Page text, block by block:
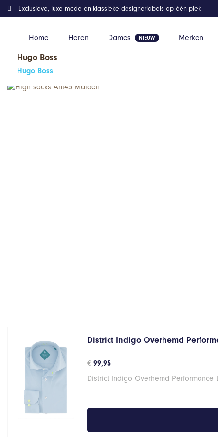
Home Heren Dames Merken
Exclusieve, luxe mode en klassieke designerlabels op één plek
Hugo Boss
Hugo Boss
Home Kleding
District Indigo Overhemd
€ 99,95
District Indigo Overhemd Performance